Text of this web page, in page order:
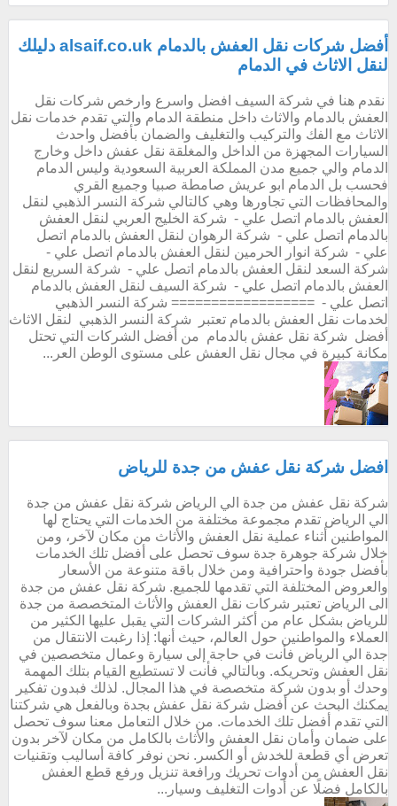
أفضل شركات نقل العفش بالدمام alsaif.co.uk دليلك
لنقل الاثاث في الدمام
نقدم هنا في شركة السيف افضل واسرع وارخص شركات نقل
العفش بالدمام والاثاث داخل منطقة الدمام والتي تقدم خدمات نقل
الاثاث مع الفك والتركيب والتغليف والضمان بأفضل واحدث
السيارات المجهزة من الداخل والمغلقة نقل عفش داخل وخارج
الدمام والي جميع مدن المملكة العربية السعودية وليس الدمام
فحسب بل الدمام ابو عريش صامطة صبيا وجميع القري
والمحافظات التي تجاورها وهي كالتالي شركة النسر الذهبي لنقل
العفش بالدمام اتصل علي - شركة الخليج العربي لنقل العفش
بالدمام اتصل علي - شركة الرهوان لنقل العفش بالدمام اتصل
علي - شركة انوار الحرمين لنقل العفش بالدمام اتصل علي -
شركة السعد لنقل العفش بالدمام اتصل علي - شركة السريع لنقل
العفش بالدمام اتصل علي - شركة السيف لنقل العفش بالدمام
اتصل علي - ================== شركة النسر الذهبي
لخدمات نقل العفش بالدمام تعتبر شركة النسر الذهبي لنقل الاثاث
أفضل شركة نقل عفش بالدمام من أفضل الشركات التي تحتل
مكانة كبيرة في مجال نقل العفش على مستوى الوطن العر...
افضل شركة نقل عفش من جدة للرياض
شركة نقل عفش من جدة الي الرياض شركة نقل عفش من جدة
الي الرياض تقدم مجموعة مختلفة من الخدمات التي يحتاج لها
المواطنين أثناء عملية نقل العفش والأثاث من مكان لآخر، ومن
خلال شركة جوهرة جدة سوف تحصل على أفضل تلك الخدمات
بأفضل جودة واحترافية ومن خلال باقة متنوعة من الأسعار
والعروض المختلفة التي تقدمها للجميع. شركة نقل عفش من جدة
الى الرياض تعتبر شركات نقل العفش والأثاث المتخصصة من جدة
للرياض بشكل عام من أكثر الشركات التي يقبل عليها الكثير من
العملاء والمواطنين حول العالم، حيث أنها: إذا رغبت الانتقال من
جدة الي الرياض فأنت في حاجة إلى سيارة وعمال متخصصين في
نقل العفش وتحريكه. وبالتالي فأنت لا تستطيع القيام بتلك المهمة
وحدك أو بدون شركة متخصصة في هذا المجال. لذلك فبدون تفكير
يمكنك البحث عن أفضل شركة نقل عفش بجدة وبالفعل هي شركتنا
التي تقدم أفضل تلك الخدمات. من خلال التعامل معنا سوف تحصل
على ضمان وأمان نقل العفش والأثاث بالكامل من مكان لآخر بدون
تعرض أي قطعة للخدش أو الكسر. نحن نوفر كافة أساليب وتقنيات
نقل العفش من أدوات تحريك ورافعة تنزيل ورفع قطع العفش
بالكامل فضلًا عن أدوات التغليف وسيار...